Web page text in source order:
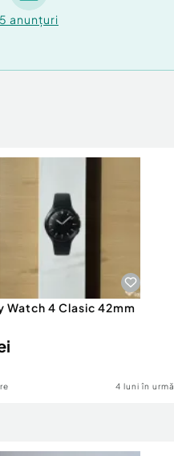
5 anunțuri
Watch 4 Clasic 42mm
4 luni în urmă